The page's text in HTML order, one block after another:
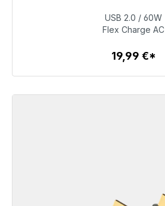
19,99 €
Zum Artikel
USB 2.0 / 60W
Flex Charge AC
19,99 €*